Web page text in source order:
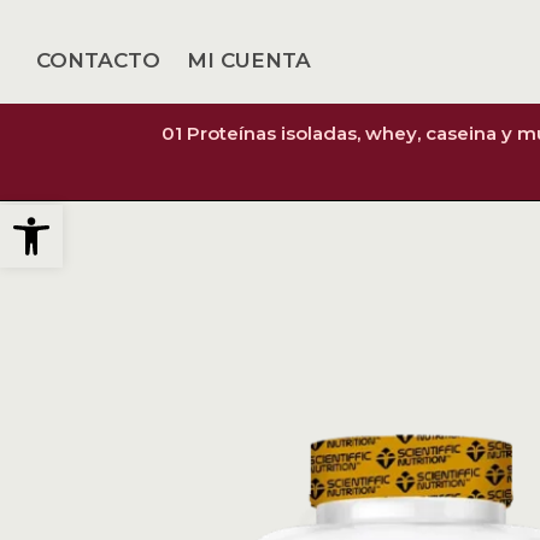
Abrir barra de herramientas
CONTACTO MI CUENTA
01 Proteínas isoladas, whey, caseina y